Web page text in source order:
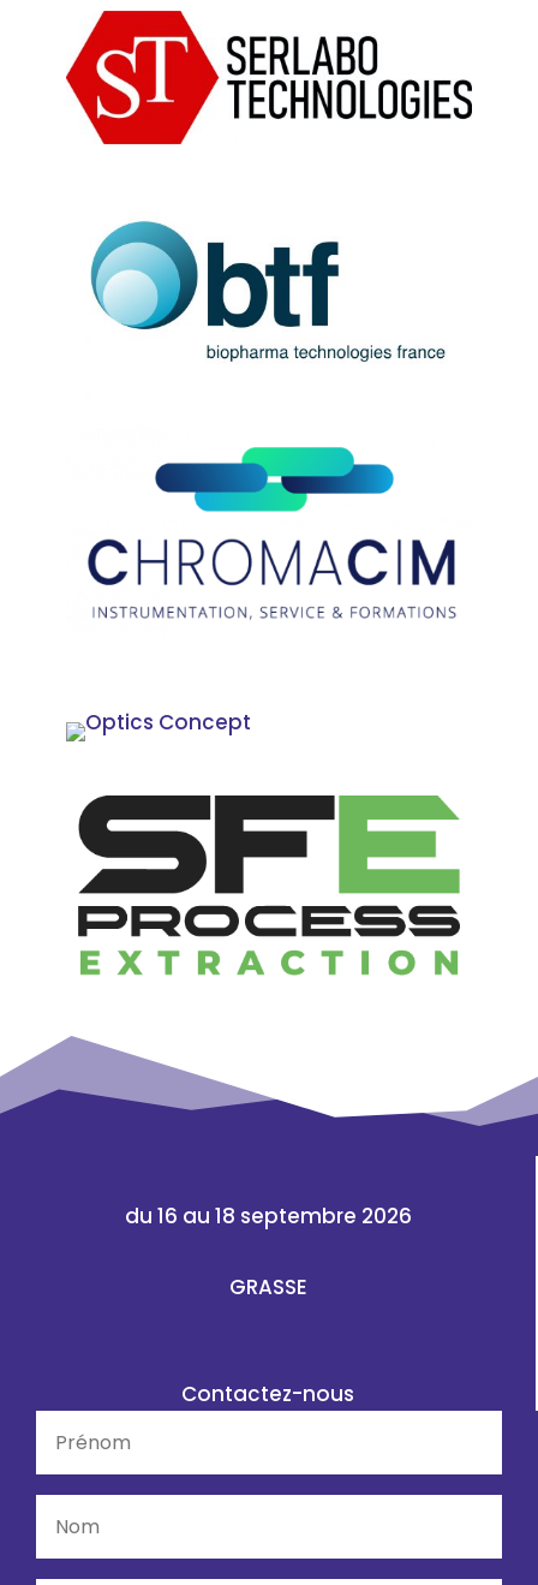
du 16 au 18 septembre 2026
GRASSE
Contactez-nous